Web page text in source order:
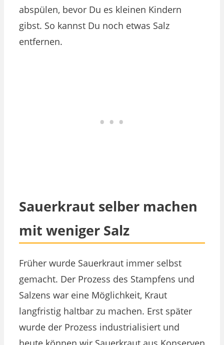
abspülen, bevor Du es kleinen Kindern
gibst. So kannst Du noch etwas Salz
entfernen.
Sauerkraut selber machen
mit weniger Salz
Früher wurde Sauerkraut immer selbst
gemacht. Der Prozess des Stampfens und
Salzens war eine Möglichkeit, Kraut
langfristig haltbar zu machen. Erst später
wurde der Prozess industrialisiert und